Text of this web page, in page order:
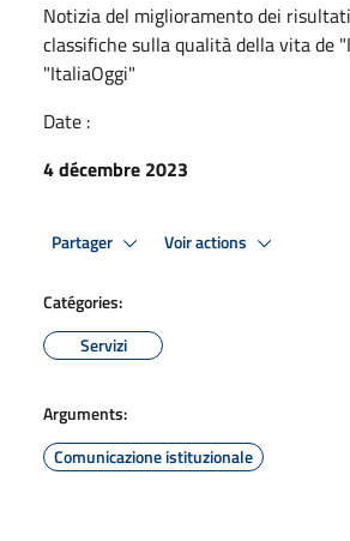
Notizia del miglioramento dei
classifiche sulla qualità della vita de
"ItaliaOggi"
Date :
4 décembre 2023
Partager Voir actions
Catégories:
Servizi
Arguments:
Comunicazione istituzionale